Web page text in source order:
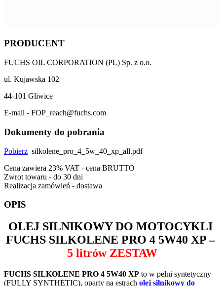
PRODUCENT
FUCHS OIL CORPORATION (PL) Sp. z o.o.
ul. Kujawska 102
44-101 Gliwice
E-mail - FOP_reach@fuchs.com
Dokumenty do pobrania
Pobierz silkolene_pro_4_5w_40_xp_all.pdf
Cena zawiera 23% VAT - cena BRUTTO
Zwrot towaru - do 30 dni
Realizacja zamówień - dostawa
OPIS
OLEJ SILNIKOWY DO MOTOCYKLI
FUCHS SILKOLENE PRO 4 5W40 XP–
5 litrów ZESTAW
FUCHS SILKOLENE PRO 4 5W40 XP to w pełni syntetyczny
(FULLY SYNTHETIC), oparty na estrach olej silnikowy do